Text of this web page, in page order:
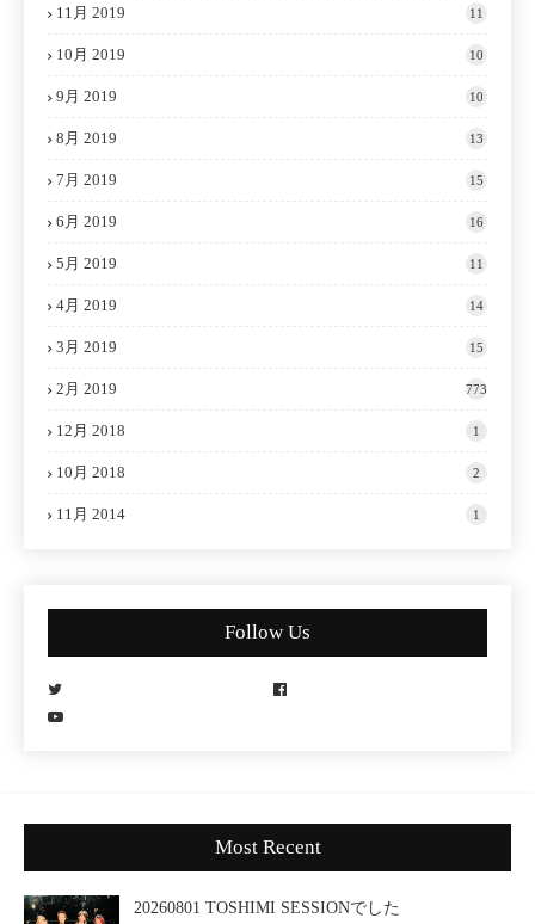
11月 2019 11
10月 2019 10
9月 2019 10
8月 2019 13
7月 2019 15
6月 2019 16
5月 2019 11
4月 2019 14
3月 2019 15
2月 2019 773
12月 2018 1
10月 2018 2
11月 2014 1
Follow Us
Most Recent
20260801 TOSHIMI SESSIONでした